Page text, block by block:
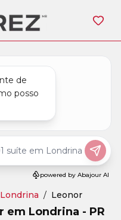
Londrina / Leonor
em Londrina - PR